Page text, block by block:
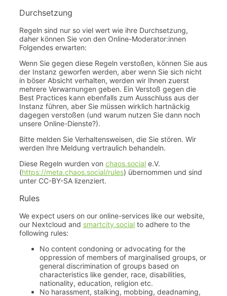
Durchsetzung
Regeln sind nur so viel wert wie ihre Durchsetzung,
daher können Sie von den Online-Moderator:innen
Folgendes erwarten:
Wenn Sie gegen diese Regeln verstoßen, können Sie aus
der Instanz geworfen werden, aber wenn Sie sich nicht
in böser Absicht verhalten, werden wir Ihnen zuerst
mehrere Verwarnungen geben. Ein Verstoß gegen die
Best Practices kann ebenfalls zum Ausschluss aus der
Instanz führen, aber Sie müssen wirklich hartnäckig
dagegen verstoßen (und warum nutzen Sie dann noch
unsere Online-Dienste?).
Bitte melden Sie Verhaltensweisen, die Sie stören. Wir
werden Ihre Meldung vertraulich behandeln.
Diese Regeln wurden von chaos.social e.V.
(https://meta.chaos.social/rules) übernommen und sind
unter CC-BY-SA lizenziert.
Rules
We expect users on our online-services like our website,
our Nextcloud and smartcity.social to adhere to the
following rules:
No content condoning or advocating for the
oppression of members of marginalised groups, or
general discrimination of groups based on
characteristics like gender, race, disabilities,
nationality, education, religion etc.
No harassment, stalking, mobbing, deadnaming,